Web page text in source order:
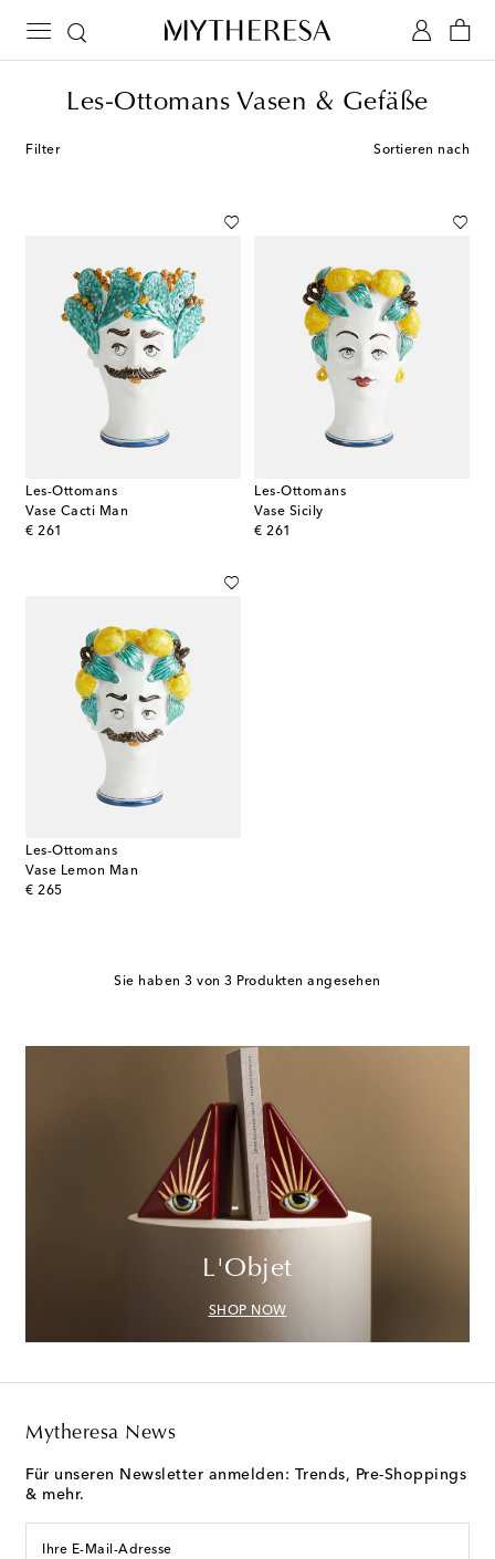
Les-Ottomans Vasen & Gefäße
Filter Sortieren nach
Les-Ottomans
Vase Cacti Man
€ 261
original price
Les-Ottomans
Vase Sicily
€ 261
original price
Les-Ottomans
Vase Lemon Man
€ 265
original price
Sie haben 3 von 3 Produkten angesehen
L'Objet
SHOP NOW
Mytheresa News
Für unseren Newsletter anmelden: Trends, Pre-Shoppings
& mehr.
Ihre E-Mail-Adresse